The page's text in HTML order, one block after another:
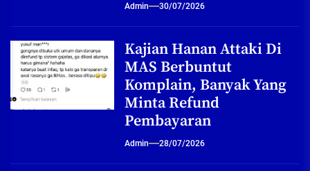
Admin 30/07/2026
Kajian Hanan Attaki Di
MAS Berbuntut
Komplain, Banyak Yang
Minta Refund
Pembayaran
Admin 28/07/2026